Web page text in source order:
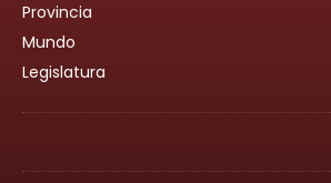
Provincia
Mundo
Legislatura